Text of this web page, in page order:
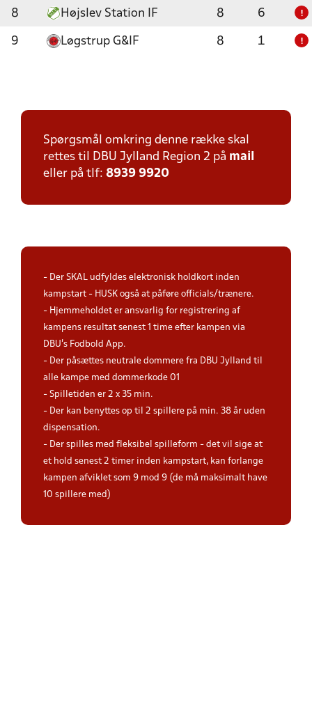
8 Højslev Station IF 8 6 !
9 Løgstrup G&IF 8 1 !
Spørgsmål omkring denne række skal
rettes til DBU Jylland Region 2 på mail
eller på tlf: 8939 9920
- Der SKAL udfyldes elektronisk holdkort inden
kampstart - HUSK også at påføre officials/trænere.
- Hjemmeholdet er ansvarlig for registrering af
kampens resultat senest 1 time efter kampen via
DBU's Fodbold App.
- Der påsættes neutrale dommere fra DBU Jylland til
alle kampe med dommerkode 01
- Spilletiden er 2 x 35 min.
- Der kan benyttes op til 2 spillere på min. 38 år uden
dispensation.
- Der spilles med fleksibel spilleform - det vil sige at
et hold senest 2 timer inden kampstart, kan forlange
kampen afviklet som 9 mod 9 (de må maksimalt have
10 spillere med)